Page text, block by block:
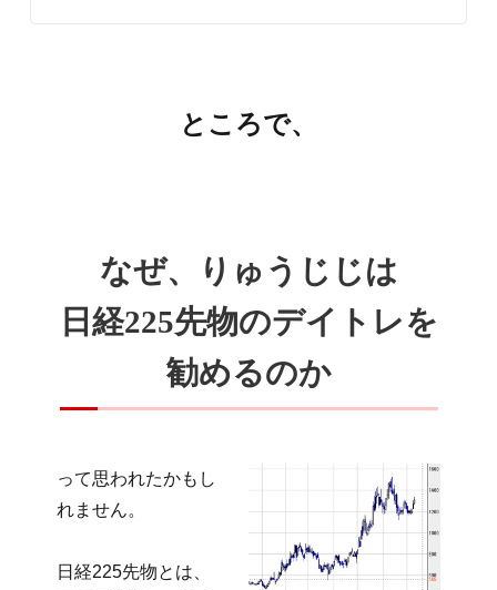
ところで、
なぜ、りゅうじじは
日経225先物のデイトレを
勧めるのか
って思われたかもし
れません。
日経225先物とは、